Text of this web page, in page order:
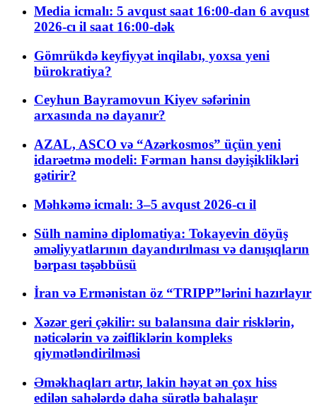
Media icmalı: 5 avqust saat 16:00-dan 6 avqust
2026-cı il saat 16:00-dək
Gömrükdə keyfiyyət inqilabı, yoxsa yeni
bürokratiya?
Ceyhun Bayramovun Kiyev səfərinin
arxasında nə dayanır?
AZAL, ASCO və “Azərkosmos” üçün yeni
idarəetmə modeli: Fərman hansı dəyişiklikləri
gətirir?
Məhkəmə icmalı: 3–5 avqust 2026-cı il
Sülh naminə diplomatiya: Tokayevin döyüş
əməliyyatlarının dayandırılması və danışıqların
bərpası təşəbbüsü
İran və Ermənistan öz “TRIPP”lərini hazırlayır
Xəzər geri çəkilir: su balansına dair risklərin,
nəticələrin və zəifliklərin kompleks
qiymətləndirilməsi
Əməkhaqları artır, lakin həyat ən çox hiss
edilən sahələrdə daha sürətlə bahalaşır